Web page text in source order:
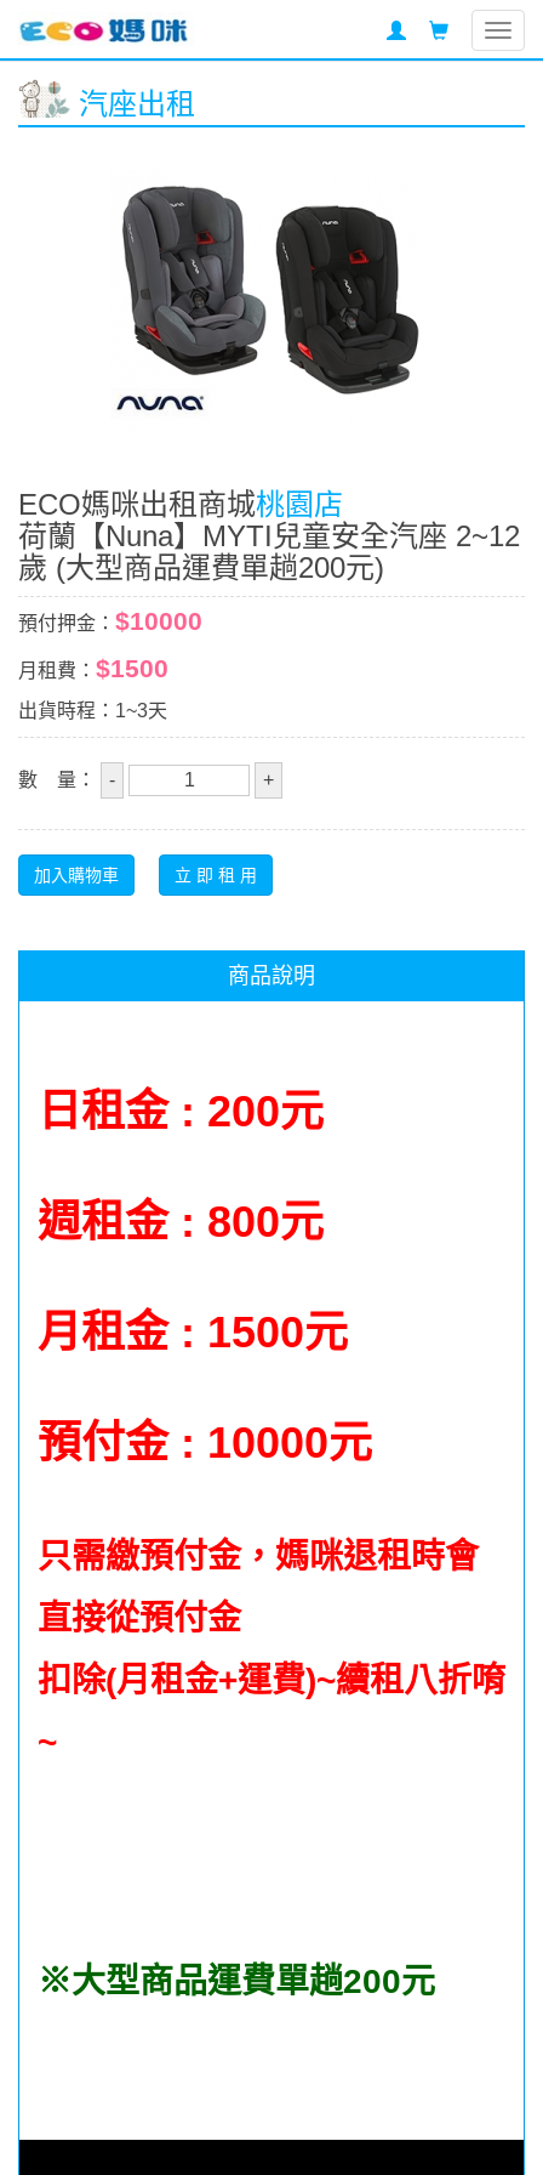
汽座出租
ECO媽咪出租商城桃園店
荷蘭【Nuna】MYTI兒童安全汽座 2~12
歲 (大型商品運費單趟200元)
預付押金： $10000
月租費： $1500
出貨時程：1~3天
數 量：
商品說明
日租金 : 200元
週租金 : 800元
月租金 : 1500元
預付金 : 10000元
只需繳預付金，媽咪退租時會
直接從預付金
扣除(月租金+運費)~續租八折唷
~
※大型商品運費單趟200元